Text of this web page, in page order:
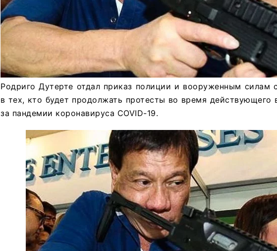
Родриго Дутерте отдал приказ полиции и вооруженным силам
в тех, кто будет продолжать протесты во время действующего
за пандемии коронавируса COVID-19.